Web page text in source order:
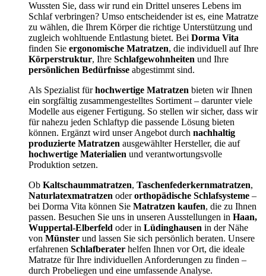
Wussten Sie, dass wir rund ein Drittel unseres Lebens im
Schlaf verbringen? Umso entscheidender ist es, eine Matratze
zu wählen, die Ihrem Körper die richtige Unterstützung und
zugleich wohltuende Entlastung bietet. Bei Dorma Vita
finden Sie ergonomische Matratzen, die individuell auf Ihre
Körperstruktur, Ihre Schlafgewohnheiten und Ihre
persönlichen Bedürfnisse abgestimmt sind.
Als Spezialist fürhochwertige Matratzen bieten wir Ihnen
ein sorgfältig zusammengestelltes Sortiment – darunter viele
Modelle aus eigener Fertigung. So stellen wir sicher, dass wir
für nahezu jeden Schlaftyp die passende Lösung bieten
können. Ergänzt wird unser Angebot durch nachhaltig
produzierte Matratzen ausgewählter Hersteller, die auf
hochwertige Materialien und verantwortungsvolle
Produktion setzen.
Ob Kaltschaummatratzen, Taschenfederkernmatratzen,
Naturlatexmatratzen oderorthopädische Schlafsysteme –
bei Dorma Vita können Sie Matratzen kaufen, die zu Ihnen
passen. Besuchen Sie uns in unseren Ausstellungen in Haan,
Wuppertal-Elberfeld oder in Lüdinghausen in der Nähe
von Münster und lassen Sie sich persönlich beraten. Unsere
erfahrenen Schlafberater helfen Ihnen vor Ort, die ideale
Matratze für Ihre individuellen Anforderungen zu finden –
durch Probeliegen und eine umfassende Analyse.